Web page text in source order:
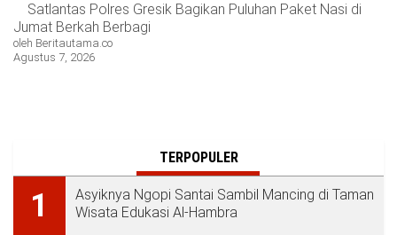
Satlantas Polres Gresik Bagikan Puluhan Paket Nasi di
Jumat Berkah Berbagi
oleh Beritautama.co
Agustus 7, 2026
TERPOPULER
1
Asyiknya Ngopi Santai Sambil Mancing di Taman
Wisata Edukasi Al-Hambra